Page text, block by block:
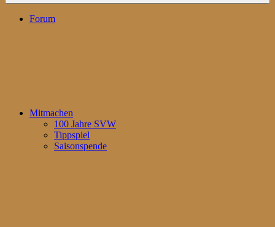
Forum
Mitmachen
100 Jahre SVW
Tippspiel
Saisonspende